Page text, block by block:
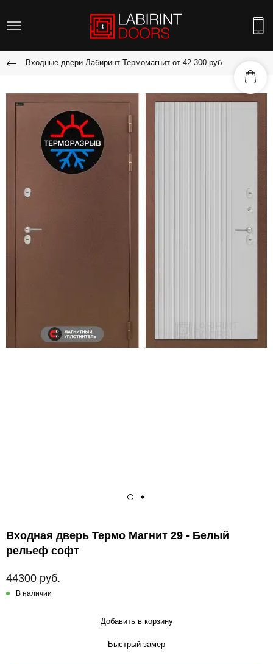
Входные двери Лабиринт Термомагнит от 42 300 руб.
Входная дверь Термо Магнит 29 - Белый
рельеф софт
44300 руб.
В наличии
Добавить в корзину
Быстрый замер